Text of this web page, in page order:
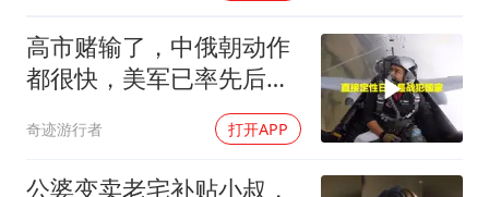
高市赌输了，中俄朝动作
都很快，美军已率先后撤.
奇迹游行者 打开APP
公婆变卖老宅补贴小叔，